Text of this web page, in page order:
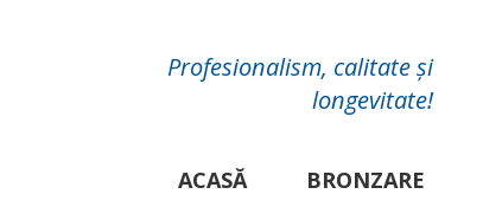
Profesionalism, calitate și
longevitate!
ACASĂ BRONZARE